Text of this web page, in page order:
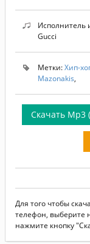
Исполнитель
Gucci
Метки:Хип-
Mazonakis,
Скачать Mp3
Для того чтобы
телефон, выберите
нажмите кнопку